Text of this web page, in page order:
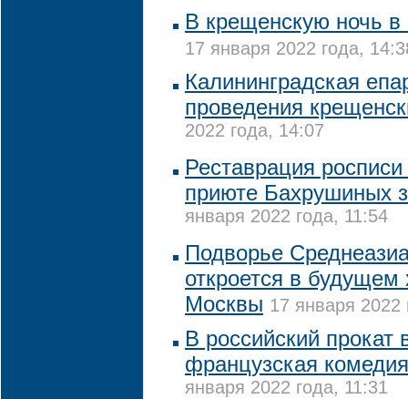
В крещенскую ночь в
17 января 2022 года,
Калининградская
проведения
2022 года, 14:07
Реставрация
приюте Бахрушиных
января 2022 года, 11:54
Подворье
откроется в
Москвы 17 января 2022
В российский прокат
французская
января 2022 года, 11:31